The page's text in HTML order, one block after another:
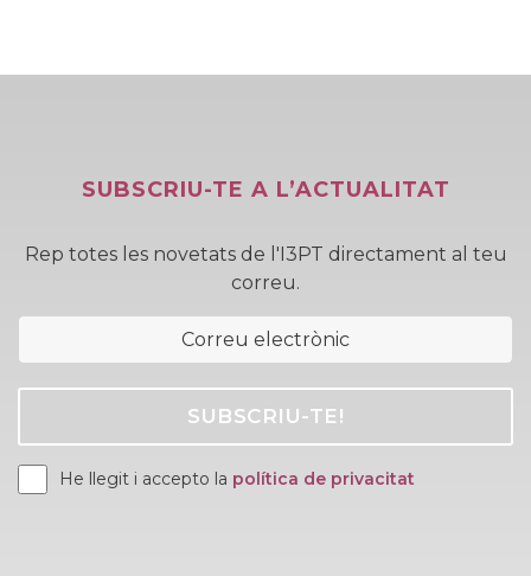
SUBSCRIU-TE A L’ACTUALITAT
Rep totes les novetats de l'I3PT directament al teu
correu.
He llegit i accepto la política de privacitat